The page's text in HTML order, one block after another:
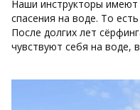
Наши инструкторы
спасения на воде. То
После долгих лет
чувствуют себя на воде,